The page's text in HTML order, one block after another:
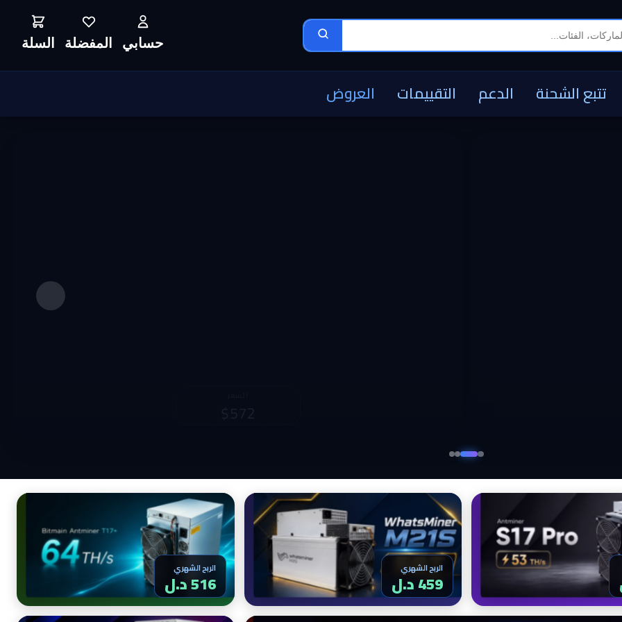
حسابي المفضلة السلة
تتبع الشحنة الدعم التقييمات العروض
الربح الشهري
459 د.ل
الربح الشهري
516 د.ل